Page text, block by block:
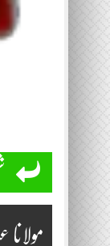
مولانا